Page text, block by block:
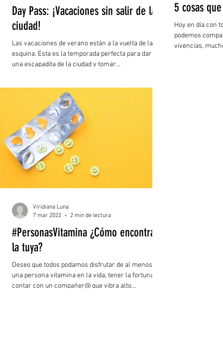
Day Pass: ¡Vacaciones sin salir de la
ciudad!
Las vacaciones de verano están a la vuelta de la
esquina. Esta es la temporada perfecta para darnos
una escapadita de la ciudad y tomar...
5 cosas
Hoy en día con
podemos
vivencias,
#PersonasVitamina ¿Cómo encontrar
la tuya?
Deseo que todos podamos disfrutar de al menos
una persona vitamina en la vida, tener la fortuna de
contar con un compañer@ que vibra alto...
Viridiana Luna
7 mar 2022
2 min de lectura